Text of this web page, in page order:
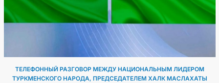
ТЕЛЕФОННЫЙ РАЗГОВОР МЕЖДУ НАЦИОНАЛЬНЫМ ЛИДЕРОМ
ТУРКМЕНСКОГО НАРОДА, ПРЕДСЕДАТЕЛЕМ ХАЛК МАСЛАХАТЫ